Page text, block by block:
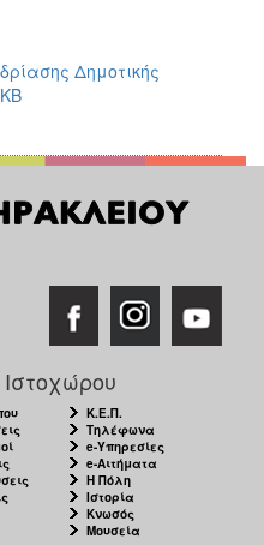
Δημοτικής
Κ.Ε.Π.
Τηλέφωνα
e-Υπηρεσίες
e-Αιτήματα
Η Πόλη
Ιστορία
Κνωσός
Μουσεία